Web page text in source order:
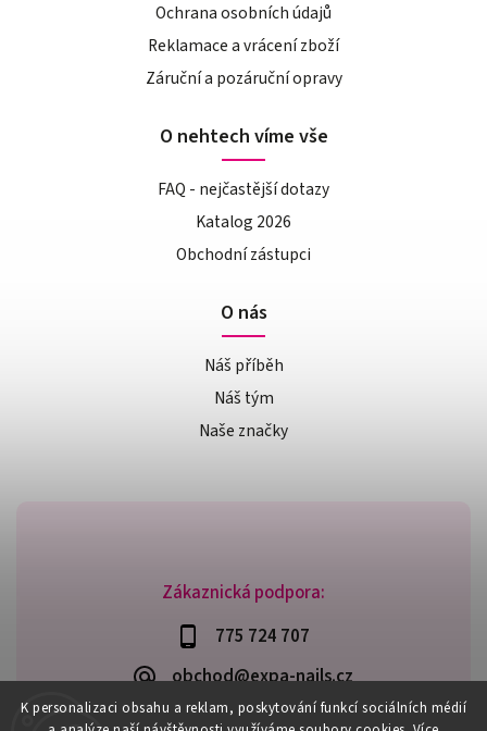
K personalizaci obsahu a reklam, poskytování funkcí sociálních médií
Zákaznická podpora:
775 724 707
obchod@expa-nails.cz
Ochrana osobních údajů
Reklamace a vrácení zboží
Záruční a pozáruční opravy
O nehtech víme vše
FAQ - nejčastější dotazy
Katalog 2026
Obchodní zástupci
O nás
Náš příběh
Náš tým
Naše značky